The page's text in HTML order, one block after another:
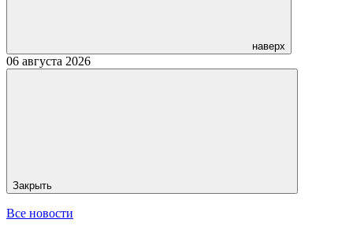
наверх
06 августа 2026
Закрыть
Все новости